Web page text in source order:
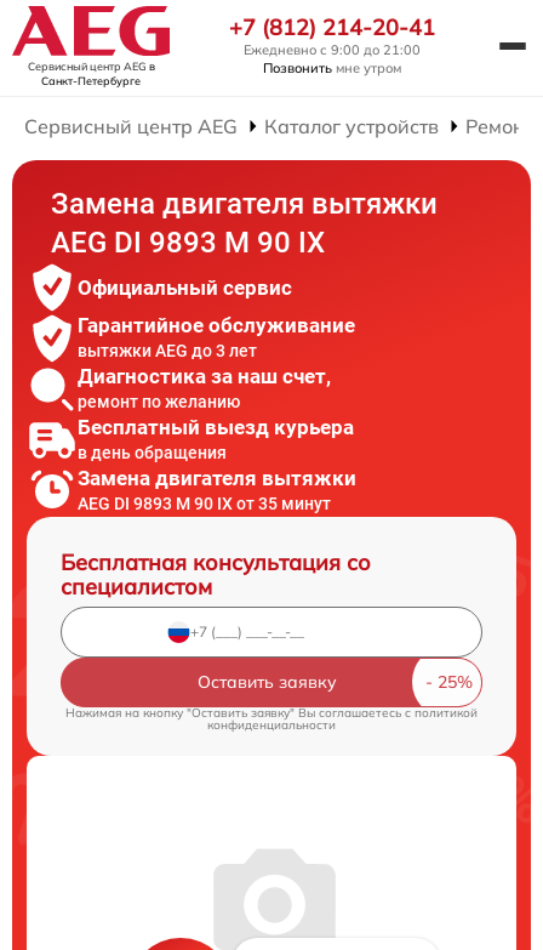
Сервисный центр AEG в
Санкт-Петербурге
+7 (812) 214-20-41
Ежедневно с 9:00 до 21:00
Позвонить мне утром
Сервисный центр AEG Каталог устройств Ремонт
Замена двигателя вытяжки
AEG DI 9893 M 90 IX
Официальный сервис
Гарантийное обслуживание
вытяжки AEG до 3 лет
Диагностика за наш счет,
ремонт по желанию
Бесплатный выезд курьера
в день обращения
Замена двигателя вытяжки
AEG DI 9893 M 90 IX от 35 минут
Бесплатная консультация со
специалистом
Оставить заявку
Нажимая на кнопку "Оставить заявку" Вы соглашаетесь cполитикой
конфиденциальности